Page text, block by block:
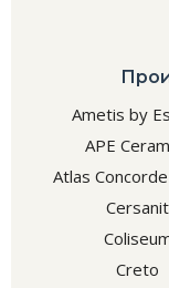
Ametis by
APE
Atlas
Cersanit
Creto